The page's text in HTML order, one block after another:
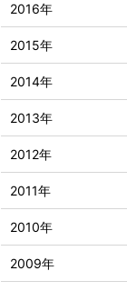
2016年
2015年
2014年
2013年
2012年
2011年
2010年
2009年